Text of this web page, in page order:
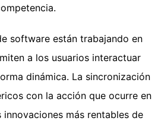
software están trabajando en
a los usuarios interactuar
dinámica. La sincronización
con la acción que ocurre en
innovaciones más rentables de